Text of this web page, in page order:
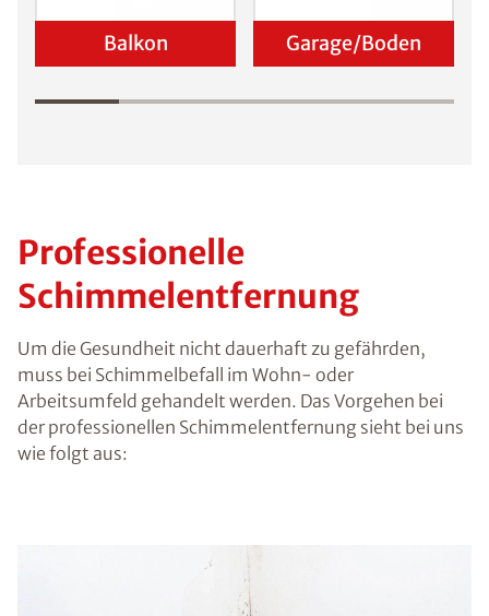
Balkon Garage/Boden
Professionelle
Schimmelentfernung
Um die Gesundheit nicht dauerhaft zu gefährden,
muss bei Schimmelbefall im Wohn- oder
Arbeitsumfeld gehandelt werden. Das Vorgehen bei
der professionellen Schimmelentfernung sieht bei uns
wie folgt aus: